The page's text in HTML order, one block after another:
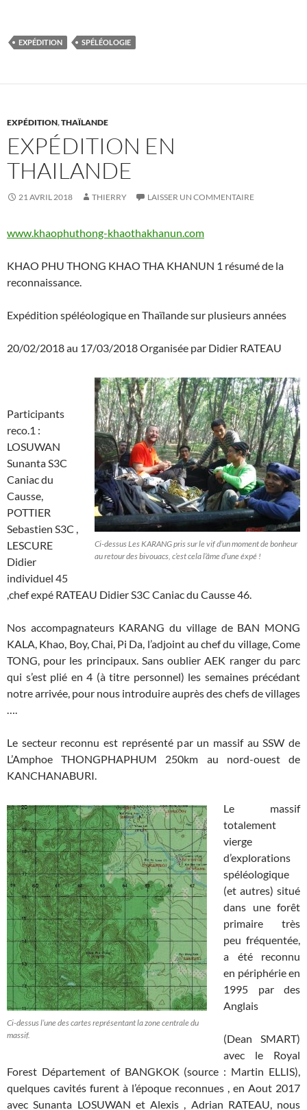
EXPÉDITION SPÉLÉOLOGIE
EXPÉDITION,THAÏLANDE
EXPÉDITION EN
THAILANDE
21 AVRIL 2018 THIERRY LAISSER UN COMMENTAIRE
www.khaophuthong-khaothakhanun.com
KHAO PHU THONG KHAO THA KHANUN 1 résumé de la
reconnaissance.
Expédition spéléologique en Thaïlande sur plusieurs années
20/02/2018 au 17/03/2018 Organisée par Didier RATEAU
Ci-dessus Les KARANG pris sur le vif d’un moment de bonheur
au retour des bivouacs, c’est cela l’âme d’une éxpé !
Participants
reco.1 :
LOSUWAN
Sunanta S3C
Caniac du
Causse,
POTTIER
Sebastien S3C ,
LESCURE
Didier
individuel 45
,chef expé RATEAU Didier S3C Caniac du Causse 46.
Nos accompagnateurs KARANG du village de BAN MONG
KALA, Khao, Boy, Chai, Pi Da, l’adjoint au chef du village, Come
TONG, pour les principaux. Sans oublier AEK ranger du parc
qui s’est plié en 4 (à titre personnel) les semaines précédant
notre arrivée, pour nous introduire auprès des chefs de villages
….
Le secteur reconnu est représenté par un massif au SSW de
L’Amphoe THONGPHAPHUM 250km au nord-ouest de
KANCHANABURI.
Ci-dessus l’une des cartes représentant la zone centrale du
massif.
Le massif
totalement
vierge
d’explorations
spéléologique
(et autres) situé
dans une forêt
primaire très
peu fréquentée,
a été reconnu
en périphérie en
1995 par des
Anglais
(Dean SMART)
avec le Royal
Forest Département of BANGKOK (source : Martin ELLIS),
quelques cavités furent à l’époque reconnues , en Aout 2017
avec Sunanta LOSUWAN et Alexis , Adrian RATEAU, nous